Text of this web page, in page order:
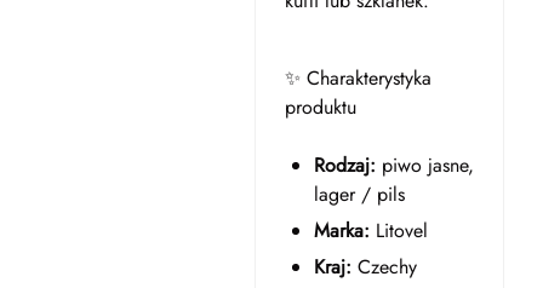
✨ Charakterystyka
produktu
Rodzaj: piwo jasne,
lager / pils
Marka: Litovel
Kraj: Czechy